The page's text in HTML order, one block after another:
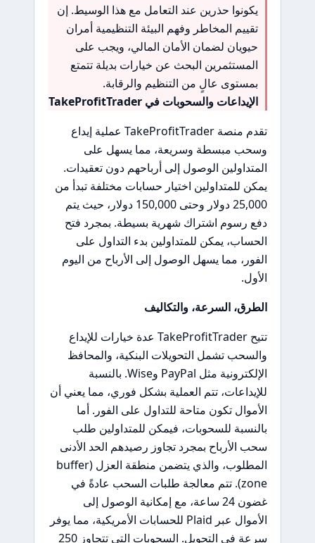
يكونوا حذرين عند التعامل مع هذا الوسيط. إن
تقييم المخاطر وفهم البيئة التنظيمية أمران
حيويان لضمان الأمان المالي، ويجب على
المستثمرين البحث عن خيارات بديلة تتمتع
بمستوى عالٍ من التنظيم والرقابة.
الإيداعات والسحوبات في TakeProfitTrader
تقدم منصة TakeProfitTrader عملية إيداع
وسحب مبسطة وسريعة، مما يسهل على
المتداولين الوصول إلى أرباحهم دون تعقيدات.
يمكن للمتداولين اختيار حسابات مختلفة تبدأ من
25,000 دولار وحتى 150,000 دولار، حيث يتم
دفع رسوم اشتراك شهرية بسيطة. بمجرد فتح
الحساب، يمكن للمتداولين بدء التداول على
الفور، مما يسهل الوصول إلى الأرباح من اليوم
الأول.
الطرق، السرعة، والتكاليف
تتيح TakeProfitTrader عدة خيارات للإيداع
والسحب تشمل التحويلات البنكية، والمحافظ
الإلكترونية مثل PayPal وWise. بالنسبة
للإيداعات، تتم العملية بشكل فوري، مما يعني أن
الأموال تكون متاحة للتداول على الفور. أما
بالنسبة للسحوبات، فيمكن للمتداولين طلب
سحب الأرباح بمجرد تجاوز رصيدهم الحد الأدنى
المطلوب، والذي يتضمن منطقة العزل (buffer
zone). تتم معالجة طلبات السحب عادةً في
غضون 24 ساعة، مع إمكانية الوصول إلى
الأموال عبر Plaid للحسابات الأمريكية، مما يوفر
سرعة في التحويل. السحوبات التي تتجاوز 250